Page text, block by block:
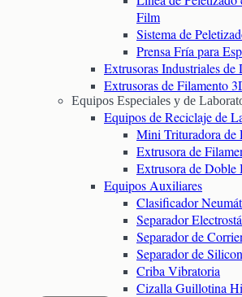
Film
Sistema de
Prensa Fría para
Extrusoras Industriales
Extrusoras de Filamento
Equipos Especiales y de
Equipos de Reciclaje de
Mini Trituradora de
Extrusora de
Extrusora de
Equipos Auxiliares
Clasificador
Separador
Separador de
Separador de
Criba Vibratoria
Cizalla Guillotina